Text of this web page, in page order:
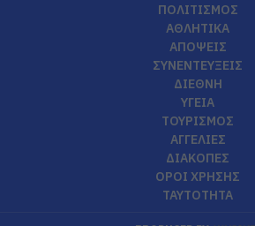
ΠΟΛΙΤΙΣΜΟΣ
ΑΘΛΗΤΙΚΑ
ΑΠΟΨΕΙΣ
ΣΥΝΕΝΤΕΥΞΕΙΣ
ΔΙΕΘΝΗ
ΥΓΕΙΑ
ΤΟΥΡΙΣΜΟΣ
ΑΓΓΕΛΙΕΣ
ΔΙΑΚΟΠΕΣ
ΟΡΟΙ ΧΡΗΣΗΣ
ΤΑΥΤΟΤΗΤΑ